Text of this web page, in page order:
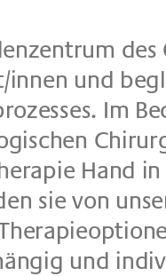
und
Im
Hand
sie von
und